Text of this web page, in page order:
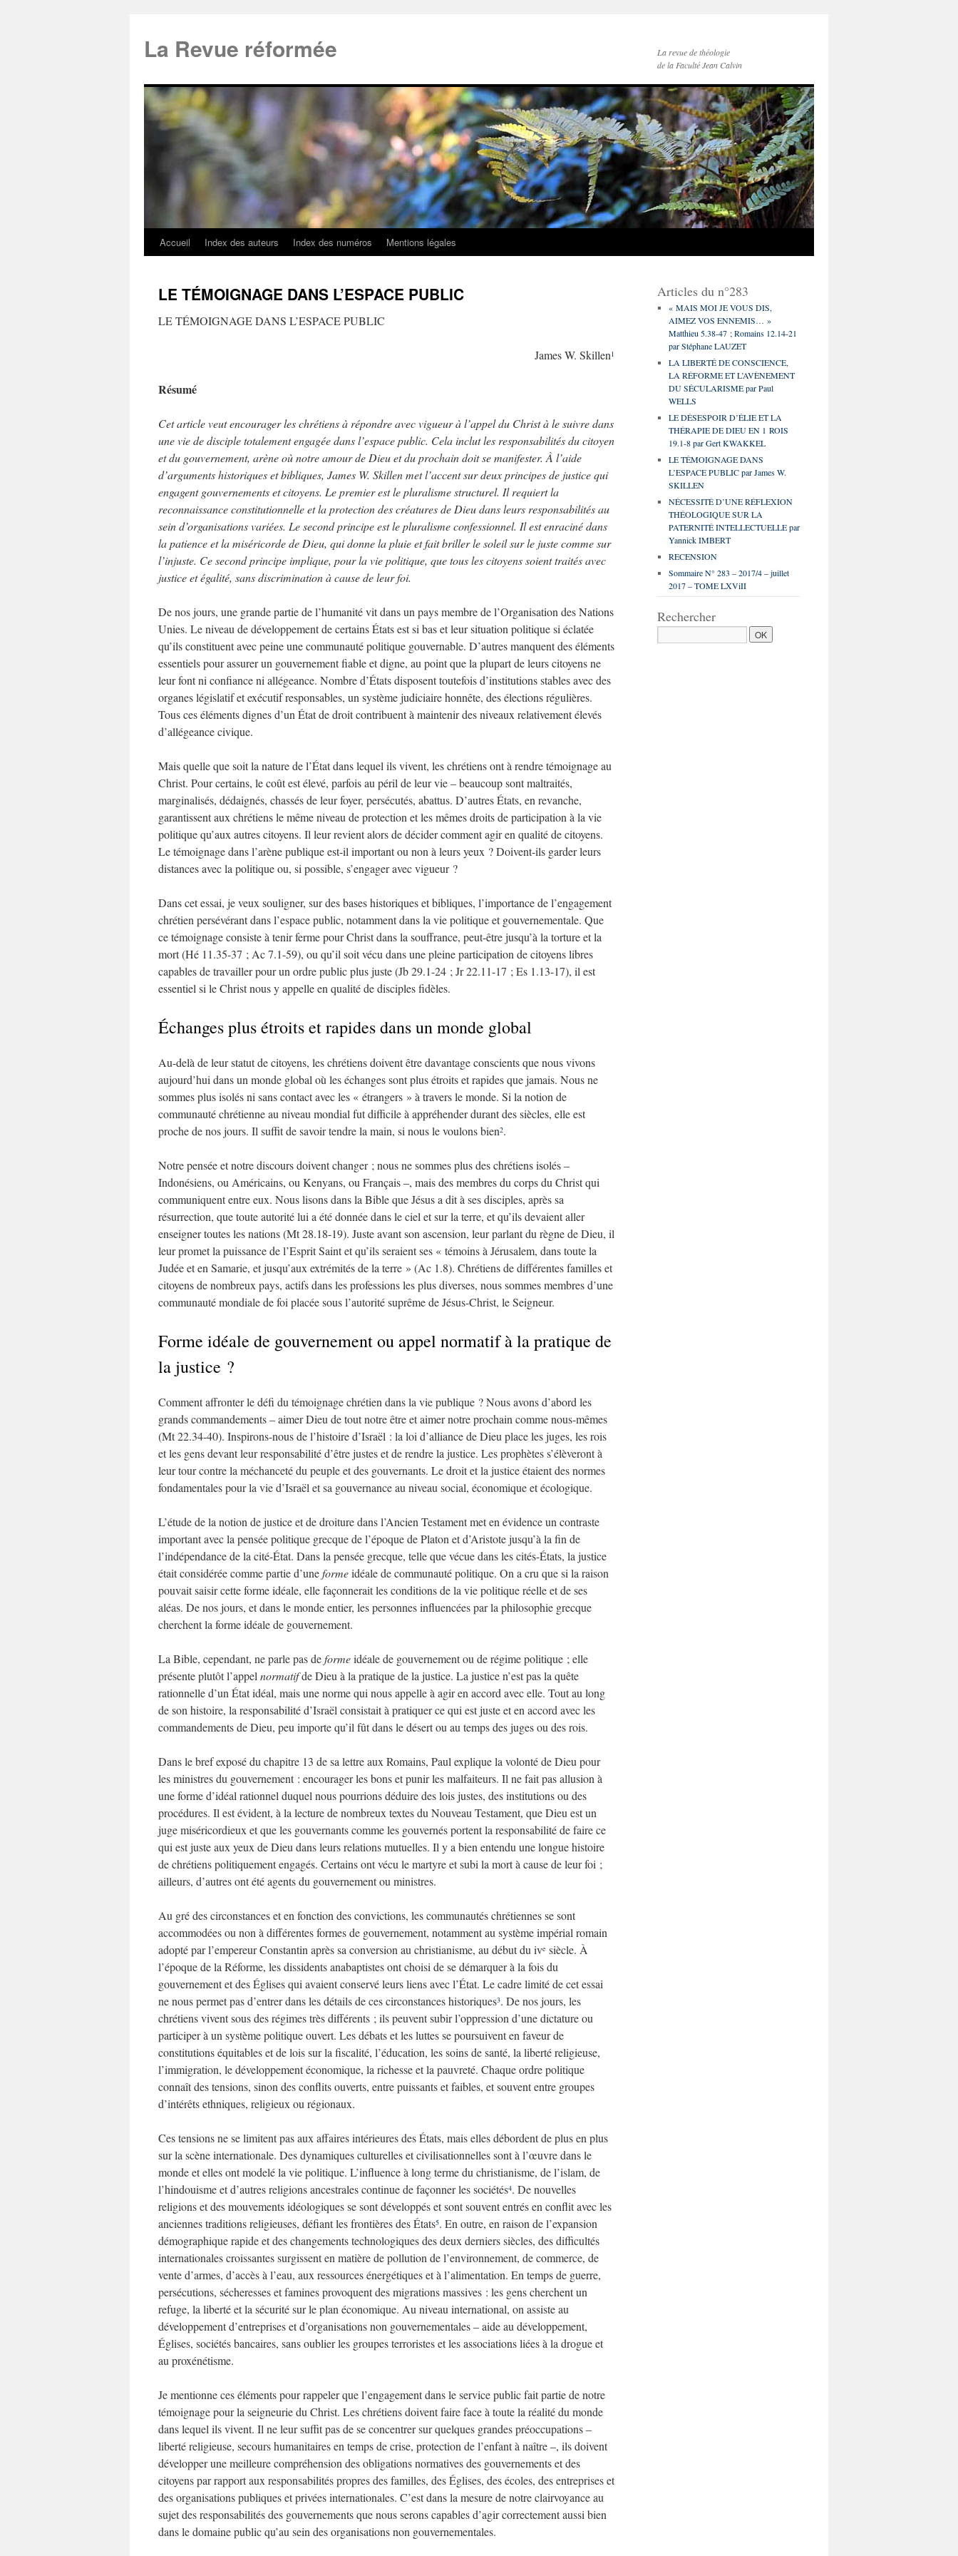
La Revue réformée
La revue de théologie
de la Faculté Jean Calvin
Accueil Index des auteurs Index des numéros Mentions légales
LE TÉMOIGNAGE DANS L’ESPACE PUBLIC
LE TÉMOIGNAGE DANS L’ESPACE PUBLIC
James W. Skillen1
Résumé
Cet article veut encourager les chrétiens à répondre avec vigueur à l’appel du Christ à le suivre dans
une vie de disciple totalement engagée dans l’espace public. Cela inclut les responsabilités du citoyen
et du gouvernement, arène où notre amour de Dieu et du prochain doit se manifester. À l’aide
d’arguments historiques et bibliques, James W. Skillen met l’accent sur deux principes de justice qui
engagent gouvernements et citoyens. Le premier est le pluralisme structurel. Il requiert la
reconnaissance constitutionnelle et la protection des créatures de Dieu dans leurs responsabilités au
sein d’organisations variées. Le second principe est le pluralisme confessionnel. Il est enraciné dans
la patience et la miséricorde de Dieu, qui donne la pluie et fait briller le soleil sur le juste comme sur
l’injuste. Ce second principe implique, pour la vie politique, que tous les citoyens soient traités avec
justice et égalité, sans discrimination à cause de leur foi.
De nos jours, une grande partie de l’humanité vit dans un pays membre de l’Organisation des Nations
Unies. Le niveau de développement de certains États est si bas et leur situation politique si éclatée
qu’ils constituent avec peine une communauté politique gouvernable. D’autres manquent des éléments
essentiels pour assurer un gouvernement fiable et digne, au point que la plupart de leurs citoyens ne
leur font ni confiance ni allégeance. Nombre d’États disposent toutefois d’institutions stables avec des
organes législatif et exécutif responsables, un système judiciaire honnête, des élections régulières.
Tous ces éléments dignes d’un État de droit contribuent à maintenir des niveaux relativement élevés
d’allégeance civique.
Mais quelle que soit la nature de l’État dans lequel ils vivent, les chrétiens ont à rendre témoignage au
Christ. Pour certains, le coût est élevé, parfois au péril de leur vie ‒ beaucoup sont maltraités,
marginalisés, dédaignés, chassés de leur foyer, persécutés, abattus. D’autres États, en revanche,
garantissent aux chrétiens le même niveau de protection et les mêmes droits de participation à la vie
politique qu’aux autres citoyens. Il leur revient alors de décider comment agir en qualité de citoyens.
Le témoignage dans l’arène publique est-il important ou non à leurs yeux ? Doivent-ils garder leurs
distances avec la politique ou, si possible, s’engager avec vigueur ?
Dans cet essai, je veux souligner, sur des bases historiques et bibliques, l’importance de l’engagement
chrétien persévérant dans l’espace public, notamment dans la vie politique et gouvernementale. Que
ce témoignage consiste à tenir ferme pour Christ dans la souffrance, peut-être jusqu’à la torture et la
mort (Hé 11.35-37 ; Ac 7.1-59), ou qu’il soit vécu dans une pleine participation de citoyens libres
capables de travailler pour un ordre public plus juste (Jb 29.1-24 ; Jr 22.11-17 ; Es 1.13-17), il est
essentiel si le Christ nous y appelle en qualité de disciples fidèles.
Échanges plus étroits et rapides dans un monde global
Au-delà de leur statut de citoyens, les chrétiens doivent être davantage conscients que nous vivons
aujourd’hui dans un monde global où les échanges sont plus étroits et rapides que jamais. Nous ne
sommes plus isolés ni sans contact avec les « étrangers » à travers le monde. Si la notion de
communauté chrétienne au niveau mondial fut difficile à appréhender durant des siècles, elle est
proche de nos jours. Il suffit de savoir tendre la main, si nous le voulons bien2.
Notre pensée et notre discours doivent changer ; nous ne sommes plus des chrétiens isolés ‒
Indonésiens, ou Américains, ou Kenyans, ou Français ‒, mais des membres du corps du Christ qui
communiquent entre eux. Nous lisons dans la Bible que Jésus a dit à ses disciples, après sa
résurrection, que toute autorité lui a été donnée dans le ciel et sur la terre, et qu’ils devaient aller
enseigner toutes les nations (Mt 28.18-19). Juste avant son ascension, leur parlant du règne de Dieu, il
leur promet la puissance de l’Esprit Saint et qu’ils seraient ses « témoins à Jérusalem, dans toute la
Judée et en Samarie, et jusqu’aux extrémités de la terre » (Ac 1.8). Chrétiens de différentes familles et
citoyens de nombreux pays, actifs dans les professions les plus diverses, nous sommes membres d’une
communauté mondiale de foi placée sous l’autorité suprême de Jésus-Christ, le Seigneur.
Forme idéale de gouvernement ou appel normatif à la pratique de
la justice ?
Comment affronter le défi du témoignage chrétien dans la vie publique ? Nous avons d’abord les
grands commandements ‒ aimer Dieu de tout notre être et aimer notre prochain comme nous-mêmes
(Mt 22.34-40). Inspirons-nous de l’histoire d’Israël : la loi d’alliance de Dieu place les juges, les rois
et les gens devant leur responsabilité d’être justes et de rendre la justice. Les prophètes s’élèveront à
leur tour contre la méchanceté du peuple et des gouvernants. Le droit et la justice étaient des normes
fondamentales pour la vie d’Israël et sa gouvernance au niveau social, économique et écologique.
L’étude de la notion de justice et de droiture dans l’Ancien Testament met en évidence un contraste
important avec la pensée politique grecque de l’époque de Platon et d’Aristote jusqu’à la fin de
l’indépendance de la cité-État. Dans la pensée grecque, telle que vécue dans les cités-États, la justice
était considérée comme partie d’uneformeidéale de communauté politique. On a cru que si la raison
pouvait saisir cette forme idéale, elle façonnerait les conditions de la vie politique réelle et de ses
aléas. De nos jours, et dans le monde entier, les personnes influencées par la philosophie grecque
cherchent la forme idéale de gouvernement.
La Bible, cependant, ne parle pas deformeidéale de gouvernement ou de régime politique ; elle
présente plutôt l’appel normatifde Dieu à la pratique de la justice. La justice n’est pas la quête
rationnelle d’un État idéal, mais une norme qui nous appelle à agir en accord avec elle. Tout au long
de son histoire, la responsabilité d’Israël consistait à pratiquer ce qui est juste et en accord avec les
commandements de Dieu, peu importe qu’il fût dans le désert ou au temps des juges ou des rois.
Dans le bref exposé du chapitre 13 de sa lettre aux Romains, Paul explique la volonté de Dieu pour
les ministres du gouvernement : encourager les bons et punir les malfaiteurs. Il ne fait pas allusion à
une forme d’idéal rationnel duquel nous pourrions déduire des lois justes, des institutions ou des
procédures. Il est évident, à la lecture de nombreux textes du Nouveau Testament, que Dieu est un
juge miséricordieux et que les gouvernants comme les gouvernés portent la responsabilité de faire ce
qui est juste aux yeux de Dieu dans leurs relations mutuelles. Il y a bien entendu une longue histoire
de chrétiens politiquement engagés. Certains ont vécu le martyre et subi la mort à cause de leur foi ;
ailleurs, d’autres ont été agents du gouvernement ou ministres.
Au gré des circonstances et en fonction des convictions, les communautés chrétiennes se sont
accommodées ou non à différentes formes de gouvernement, notamment au système impérial romain
adopté par l’empereur Constantin après sa conversion au christianisme, au début du ive siècle. À
l’époque de la Réforme, les dissidents anabaptistes ont choisi de se démarquer à la fois du
gouvernement et des Églises qui avaient conservé leurs liens avec l’État. Le cadre limité de cet essai
ne nous permet pas d’entrer dans les détails de ces circonstances historiques3. De nos jours, les
chrétiens vivent sous des régimes très différents ; ils peuvent subir l’oppression d’une dictature ou
participer à un système politique ouvert. Les débats et les luttes se poursuivent en faveur de
constitutions équitables et de lois sur la fiscalité, l’éducation, les soins de santé, la liberté religieuse,
l’immigration, le développement économique, la richesse et la pauvreté. Chaque ordre politique
connaît des tensions, sinon des conflits ouverts, entre puissants et faibles, et souvent entre groupes
d’intérêts ethniques, religieux ou régionaux.
Ces tensions ne se limitent pas aux affaires intérieures des États, mais elles débordent de plus en plus
sur la scène internationale. Des dynamiques culturelles et civilisationnelles sont à l’œuvre dans le
monde et elles ont modelé la vie politique. L’influence à long terme du christianisme, de l’islam, de
l’hindouisme et d’autres religions ancestrales continue de façonner les sociétés4. De nouvelles
religions et des mouvements idéologiques se sont développés et sont souvent entrés en conflit avec les
anciennes traditions religieuses, défiant les frontières des États5. En outre, en raison de l’expansion
démographique rapide et des changements technologiques des deux derniers siècles, des difficultés
internationales croissantes surgissent en matière de pollution de l’environnement, de commerce, de
vente d’armes, d’accès à l’eau, aux ressources énergétiques et à l’alimentation. En temps de guerre,
persécutions, sécheresses et famines provoquent des migrations massives : les gens cherchent un
refuge, la liberté et la sécurité sur le plan économique. Au niveau international, on assiste au
développement d’entreprises et d’organisations non gouvernementales ‒ aide au développement,
Églises, sociétés bancaires, sans oublier les groupes terroristes et les associations liées à la drogue et
au proxénétisme.
Je mentionne ces éléments pour rappeler que l’engagement dans le service public fait partie de notre
témoignage pour la seigneurie du Christ. Les chrétiens doivent faire face à toute la réalité du monde
dans lequel ils vivent. Il ne leur suffit pas de se concentrer sur quelques grandes préoccupations ‒
liberté religieuse, secours humanitaires en temps de crise, protection de l’enfant à naître ‒, ils doivent
développer une meilleure compréhension des obligations normatives des gouvernements et des
citoyens par rapport aux responsabilités propres des familles, des Églises, des écoles, des entreprises et
des organisations publiques et privées internationales. C’est dans la mesure de notre clairvoyance au
sujet des responsabilités des gouvernements que nous serons capables d’agir correctement aussi bien
dans le domaine public qu’au sein des organisations non gouvernementales.
Articles du n°283
« MAIS MOI JE VOUS DIS,
AIMEZ VOS ENNEMIS… »
Matthieu 5.38-47 ; Romains 12.14-21
par Stéphane LAUZET
LA LIBERTÉ DE CONSCIENCE,
LA RÉFORME ET L’AVÈNEMENT
DU SÉCULARISME par Paul
WELLS
LE DÉSESPOIR D’ÉLIE ET LA
THÉRAPIE DE DIEU EN 1 ROIS
19.1-8 par Gert KWAKKEL
LE TÉMOIGNAGE DANS
L’ESPACE PUBLIC par James W.
SKILLEN
NÉCESSITÉ D’UNE RÉFLEXION
THÉOLOGIQUE SUR LA
PATERNITÉ INTELLECTUELLE par
Yannick IMBERT
RECENSION
Sommaire N° 283 – 2017/4 – juillet
2017 – TOME LXViII
Rechercher